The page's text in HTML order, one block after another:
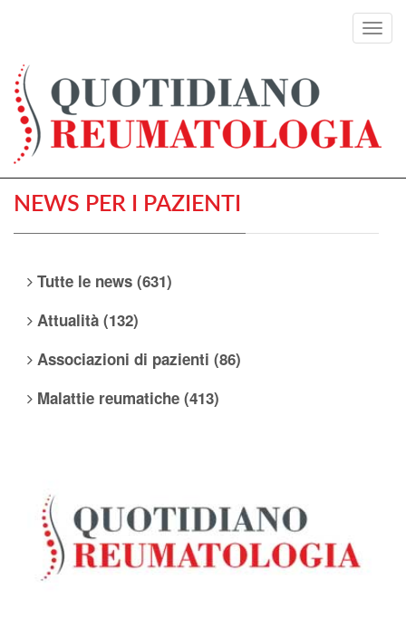
NEWS PER I PAZIENTI
Tutte le news (631)
Attualità (132)
Associazioni di pazienti (86)
Malattie reumatiche (413)